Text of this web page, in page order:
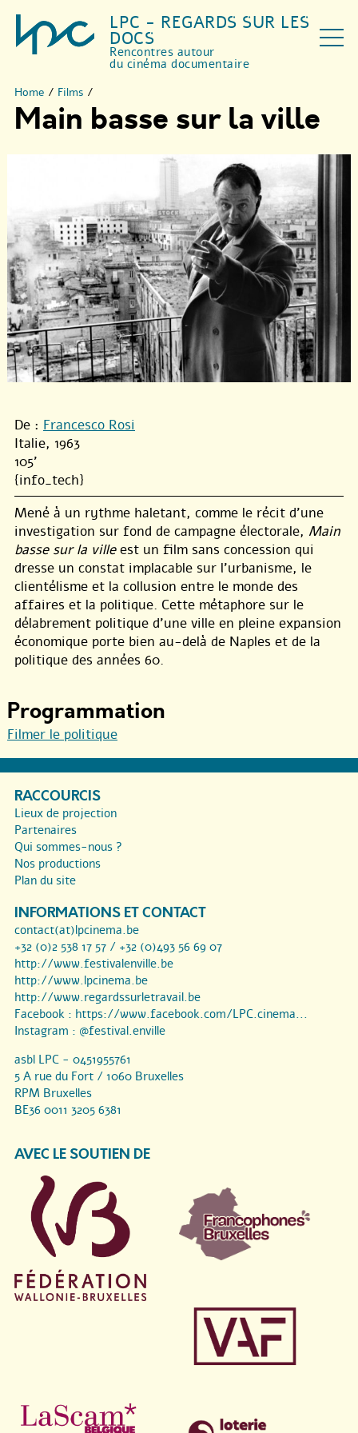
LPC - REGARDS SUR LES
DOCS
Rencontres autour
du cinéma documentaire
Home / Films /
Main basse sur la ville
De : Francesco Rosi
Italie, 1963
105'
{info_tech}
Mené à un rythme haletant, comme le récit d’une
investigation sur fond de campagne électorale, Main
basse sur la villeest un film sans concession qui
dresse un constat implacable sur l’urbanisme, le
clientélisme et la collusion entre le monde des
affaires et la politique. Cette métaphore sur le
délabrement politique d’une ville en pleine expansion
économique porte bien au-delà de Naples et de la
politique des années 60.
Programmation
Filmer le politique
RACCOURCIS
Lieux de projection
Partenaires
Qui sommes-nous ?
Nos productions
Plan du site
INFORMATIONS ET CONTACT
contact(at)lpcinema.be
+32 (0)2 538 17 57 / +32 (0)493 56 69 07
http://www.festivalenville.be
http://www.lpcinema.be
http://www.regardssurletravail.be
Facebook : https://www.facebook.com/LPC.cinema...
Instagram : @festival.enville
asbl LPC - 0451955761
5 A rue du Fort / 1060 Bruxelles
RPM Bruxelles
BE36 0011 3205 6381
AVEC LE SOUTIEN DE